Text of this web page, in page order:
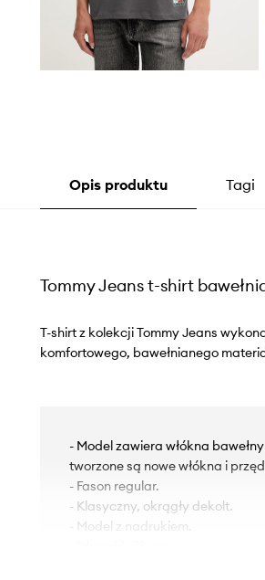
Opis produktu Tagi
Tommy Jeans t-shirt
T-shirt z kolekcji Tommy Jeans
komfortowego, bawełnianego
- Model zawiera włókna
tworzone są nowe włókna i
- Fason regular.
- Klasyczny, okrągły dekolt.
- Model z nadrukiem.